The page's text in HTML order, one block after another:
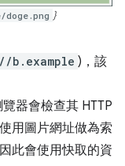
}
b.example )，該
覽器會檢查其 HTTP
用圖片網址做為索
此會使用快取的資